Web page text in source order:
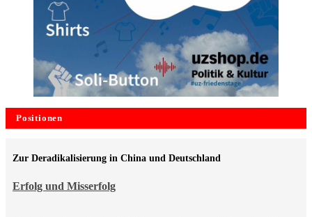
Positionen
Erfolg und Misserfolg
Zur Deradikalisierung in China und Deutschland